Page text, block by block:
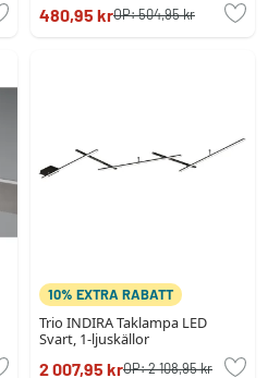
480,95 krOP:504,95 kr
10% EXTRA RABATT
Trio INDIRA Taklampa LED
Svart, 1-ljuskällor
2 007,95 krOP:2 108,95 kr